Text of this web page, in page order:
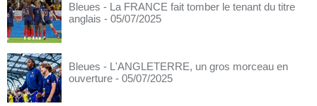
Bleues - La FRANCE fait tomber le tenant du titre
anglais - 05/07/2025
Bleues - L'ANGLETERRE, un gros morceau en
ouverture - 05/07/2025